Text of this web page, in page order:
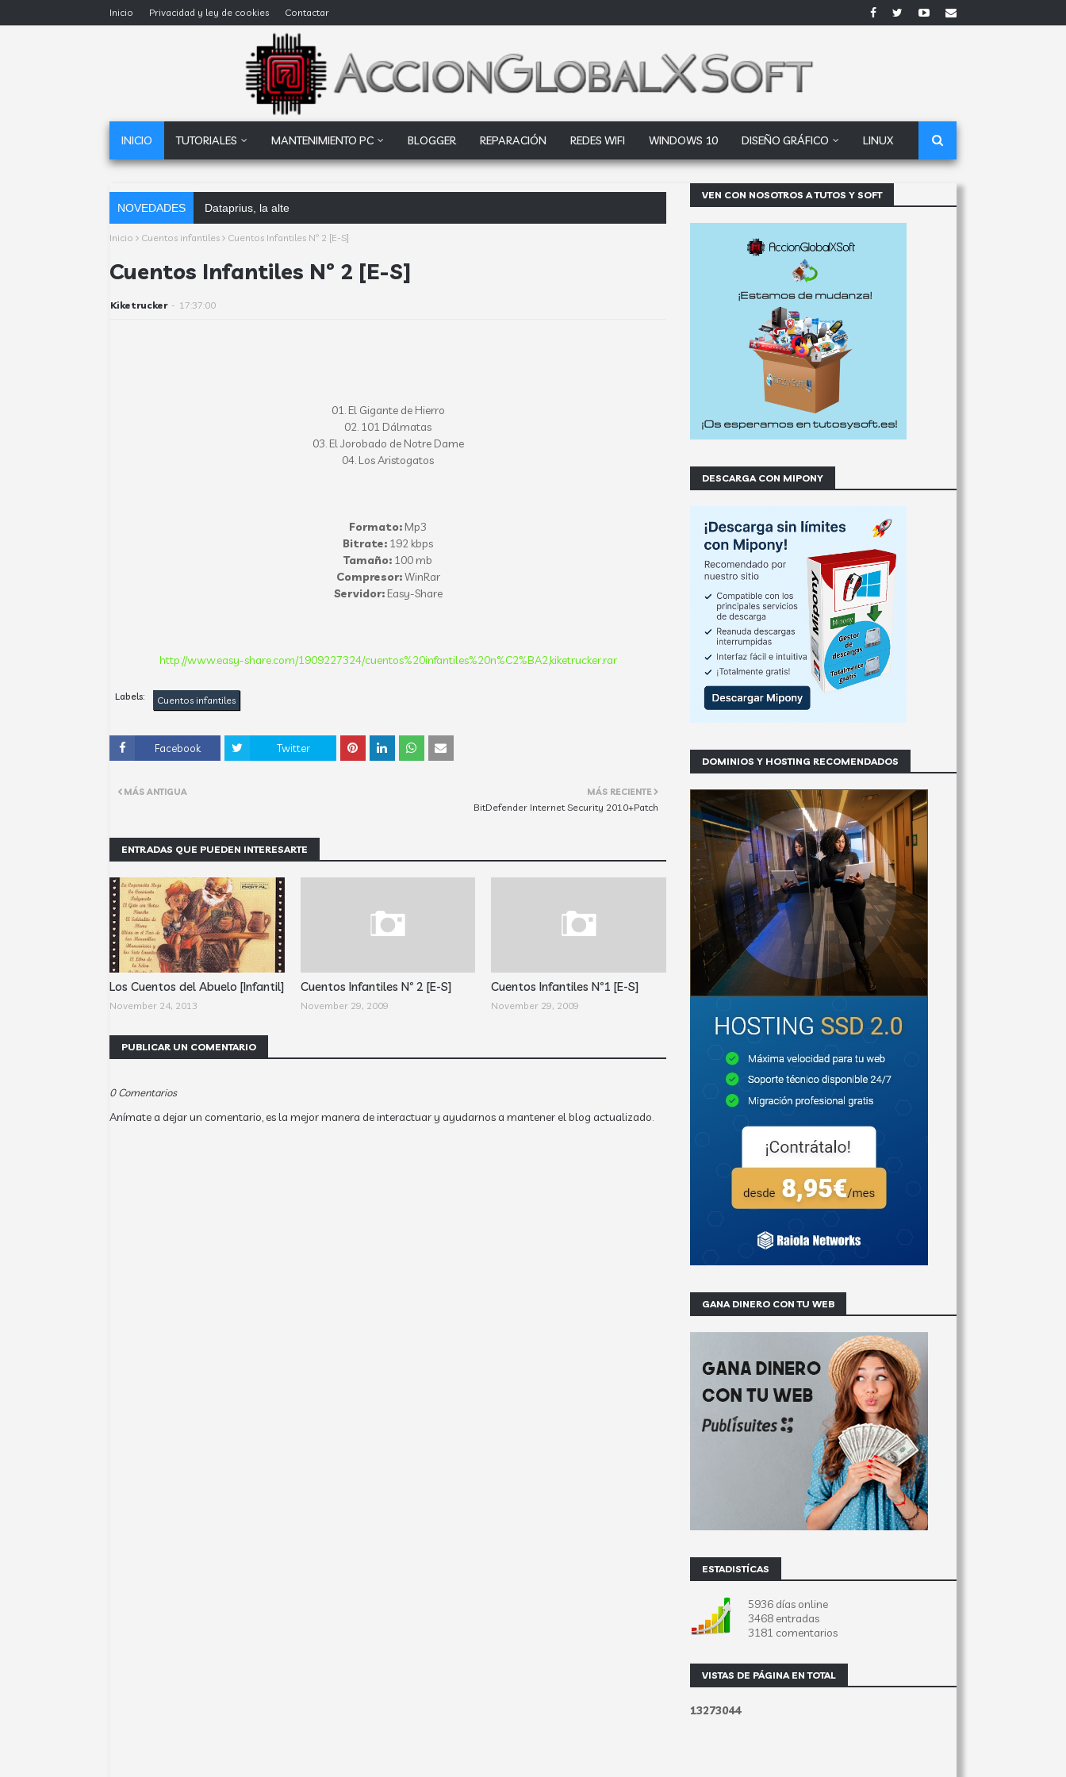
Inicio Privacidad y ley de cookies Contactar
INICIO TUTORIALES MANTENIMIENTO PC BLOGGER REPARACIÓN REDES WIFI WINDOWS 10 DISEÑO GRÁFICO LINUX
NOVEDADES Dataprius, la alternativa a Google Drive y Dropbox
Inicio Cuentos infantiles Cuentos Infantiles Nº 2 [E-S]
Cuentos Infantiles Nº 2 [E-S]
Kiketrucker - 17:37:00
01. El Gigante de Hierro
02. 101 Dálmatas
03. El Jorobado de Notre Dame
04. Los Aristogatos
Formato: Mp3
Bitrate: 192 kbps
Tamaño: 100 mb
Compresor:WinRar
Servidor:Easy-Share
http://www.easy-share.com/1909227324/cuentos%20infantiles%20n%C2%BA2,kiketrucker.rar
Labels: Cuentos infantiles
Facebook Twitter
MÁS RECIENTE
BitDefender Internet Security 2010+Patch
MÁS ANTIGUA
ENTRADAS QUE PUEDEN INTERESARTE
Los Cuentos del Abuelo [Infantil]
November 24, 2013
Cuentos Infantiles Nº 2 [E-S]
November 29, 2009
Cuentos Infantiles Nº1 [E-S]
November 29, 2009
PUBLICAR UN COMENTARIO
0 Comentarios
Anímate a dejar un comentario, es la mejor manera de interactuar y ayudarnos a mantener el blog actualizado.
VEN CON NOSOTROS A TUTOS Y SOFT
DESCARGA CON MIPONY
DOMINIOS Y HOSTING RECOMENDADOS
GANA DINERO CON TU WEB
ESTADISTÍCAS
5936 días online
3468 entradas
3181 comentarios
VISTAS DE PÁGINA EN TOTAL
13273044